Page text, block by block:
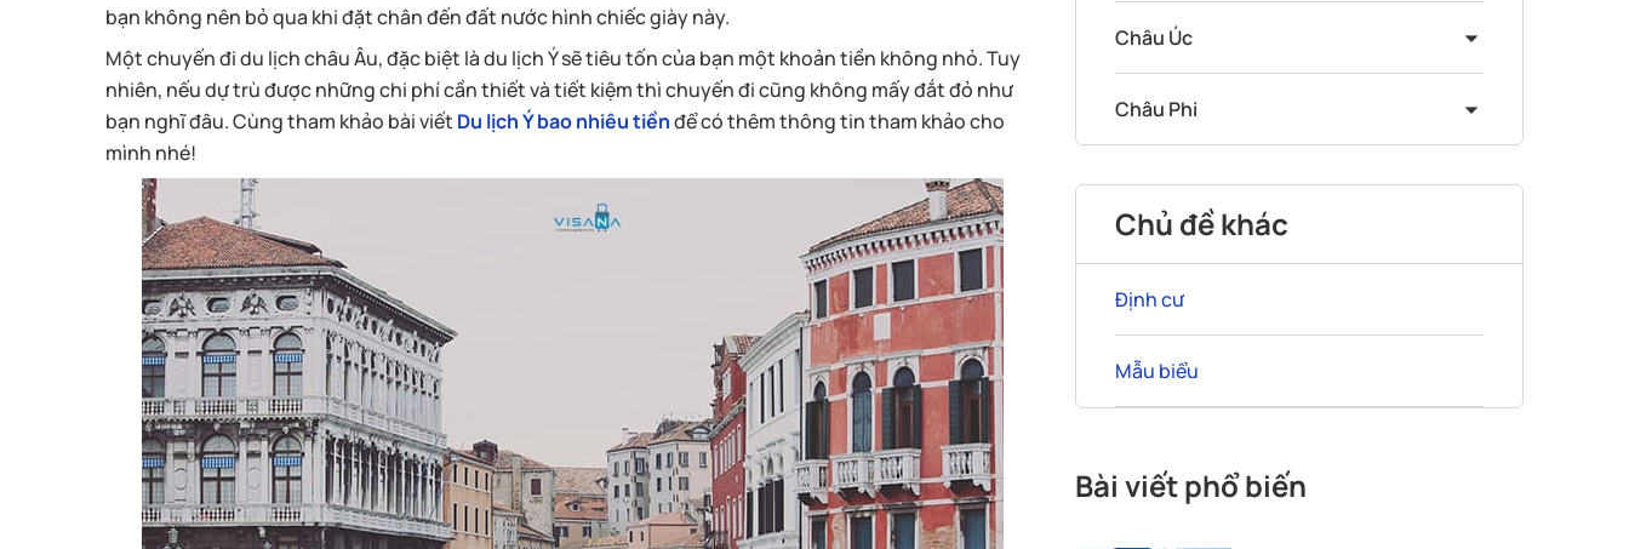
bạn không nên bỏ qua khi đặt chân đến đất nước hình chiếc giày này.
Một chuyến đi du lịch châu Âu, đặc biệt là du lịch Ý sẽ tiêu tốn của bạn một khoản tiền không nhỏ. Tuy
nhiên, nếu dự trù được những chi phí cần thiết và tiết kiệm thì chuyến đi cũng không mấy đắt đỏ như
bạn nghĩ đâu. Cùng tham khảo bài viết Du lịch Ý bao nhiêu tiềnđể có thêm thông tin tham khảo cho
mình nhé!
Châu Úc
Châu Phi
Chủ đề khác
Định cư
Mẫu biểu
Bài viết phổ biến